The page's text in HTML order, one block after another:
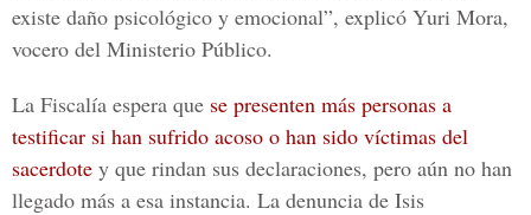
existe daño psicológico y emocional”, explicó Yuri Mora,
vocero del Ministerio Público.
La Fiscalía espera que se presenten más personas a
testificar si han sufrido acoso o han sido víctimas del
sacerdote y que rindan sus declaraciones, pero aún no han
llegado más a esa instancia. La denuncia de Isis